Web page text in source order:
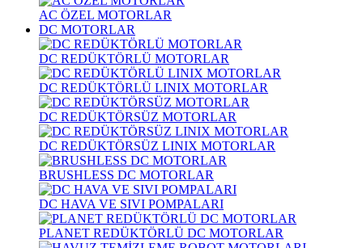
AC ÖZEL MOTORLAR
DC MOTORLAR
DC REDÜKTÖRLÜ MOTORLAR
DC REDÜKTÖRLÜ LINIX MOTORLAR
DC REDÜKTÖRSÜZ MOTORLAR
DC REDÜKTÖRSÜZ LINIX MOTORLAR
BRUSHLESS DC MOTORLAR
DC HAVA VE SIVI POMPALARI
PLANET REDÜKTÖRLÜ DC MOTORLAR